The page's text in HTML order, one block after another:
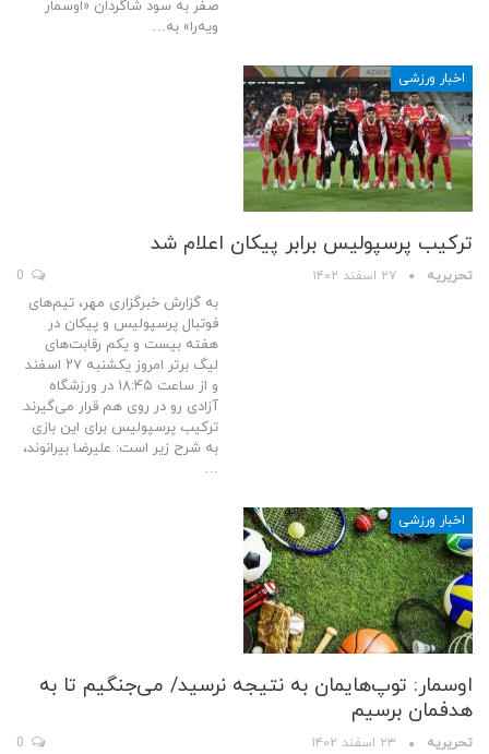
صفر به سود شاگردان «اوسمار
ویه‌را» به…
اخبار ورزشی
ترکیب پرسپولیس برابر پیکان اعلام شد
تحریریه ۲۷ اسفند ۱۴۰۲
به گزارش خبرگزاری مهر، تیم‌های
فوتبال پرسپولیس و پیکان در
هفته بیست و یکم رقابت‌های
لیگ برتر امروز یکشنبه ۲۷ اسفند
و از ساعت ۱۸:۴۵ در ورزشگاه
آزادی رو در روی هم قرار می‌گیرند.
ترکیب پرسپولیس برای این بازی
به شرح زیر است: علیرضا بیرانوند،
…
اخبار ورزشی
اوسمار: توپ‌هایمان به نتیجه نرسید/ می‌جنگیم تا به
هدفمان برسیم
تحریریه ۲۳ اسفند ۱۴۰۲